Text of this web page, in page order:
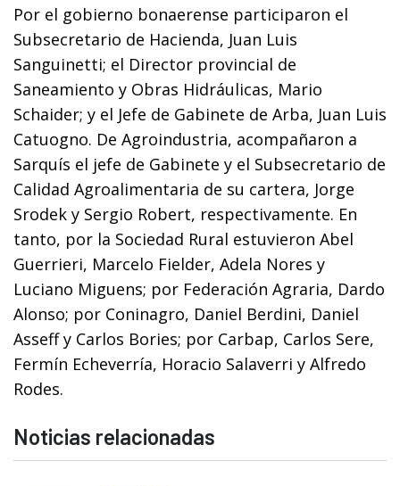
Por el gobierno bonaerense participaron el
Subsecretario de Hacienda, Juan Luis
Sanguinetti; el Director provincial de
Saneamiento y Obras Hidráulicas, Mario
Schaider; y el Jefe de Gabinete de Arba, Juan Luis
Catuogno. De Agroindustria, acompañaron a
Sarquís el jefe de Gabinete y el Subsecretario de
Calidad Agroalimentaria de su cartera, Jorge
Srodek y Sergio Robert, respectivamente. En
tanto, por la Sociedad Rural estuvieron Abel
Guerrieri, Marcelo Fielder, Adela Nores y
Luciano Miguens; por Federación Agraria, Dardo
Alonso; por Coninagro, Daniel Berdini, Daniel
Asseff y Carlos Bories; por Carbap, Carlos Sere,
Fermín Echeverría, Horacio Salaverri y Alfredo
Rodes.
Noticias relacionadas